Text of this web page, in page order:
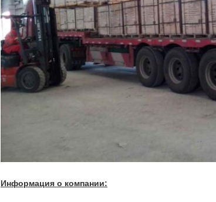
Информация о компании: